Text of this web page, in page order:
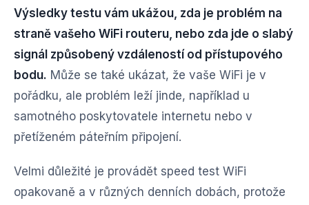
Výsledky testu vám ukážou, zda je problém na
straně vašeho WiFi routeru, nebo zda jde o slabý
signál způsobený vzdáleností od přístupového
bodu. Může se také ukázat, že vaše WiFi je v
pořádku, ale problém leží jinde, například u
samotného poskytovatele internetu nebo v
přetíženém páteřním připojení.
Velmi důležité je provádět speed test WiFi
opakovaně a v různých denních dobách, protože